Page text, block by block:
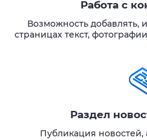
Работа с
Возможность добавлять,
страницах текст,
Раздел
Публикация новостей,